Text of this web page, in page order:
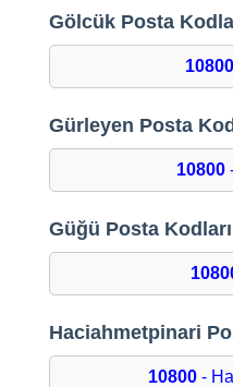
Gölcük Posta
10800
Gürleyen Posta
10800
Güğü Posta Kodları
Haciahmetpinari
10800 -